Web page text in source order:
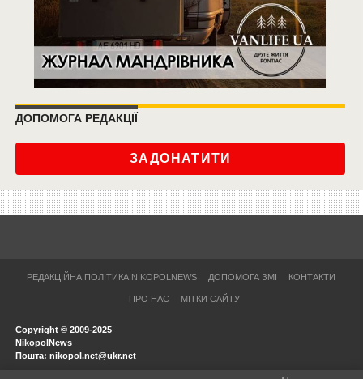
ДОПОМОГА РЕДАКЦІЇ
ЗАДОНАТИТИ
РЕДАКЦІЙНА ПОЛІТИКА NIKOPOLNEWS ДОПОМОГА ЗМІ КОНТАКТИ
ПРО НАС МІТКИ САЙТУ
Copyright © 2009-2025
NikopolNews
Пошта: nikopol.net@ukr.net